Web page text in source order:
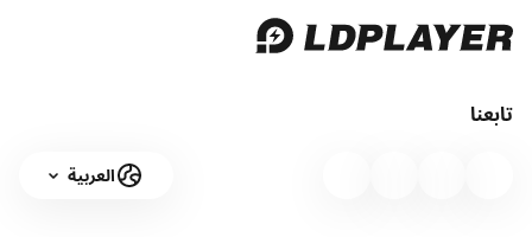
تابعنا
العربية